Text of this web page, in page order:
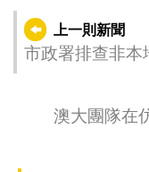
上一則新聞
市政署排查非本
澳大團隊在